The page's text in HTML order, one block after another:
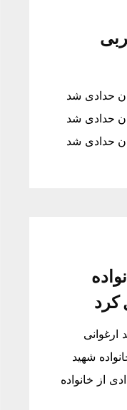
حدادی شد
حدادی شد
حدادی شد
کرد
ارغوانی
شهید
از خانواده